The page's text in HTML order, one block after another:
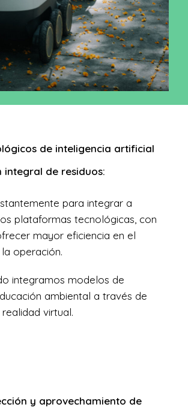
de inteligencia artificial
integral de residuos:
para integrar a
plataformas tecnológicas, con
mayor eficiencia en el
operación.
integramos modelos de
ambiental a través de
virtual.
y aprovechamiento de